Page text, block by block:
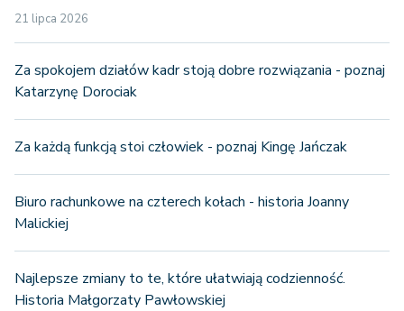
21 lipca 2026
Za spokojem działów kadr stoją dobre rozwiązania - poznaj
Katarzynę Dorociak
Za każdą funkcją stoi człowiek - poznaj Kingę Jańczak
Biuro rachunkowe na czterech kołach - historia Joanny
Malickiej
Najlepsze zmiany to te, które ułatwiają codzienność.
Historia Małgorzaty Pawłowskiej